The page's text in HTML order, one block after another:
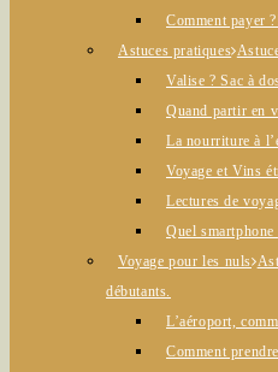
Comment payer
Astuces pratiques
Valise ? Sac à
Quand partir en
La nourriture à
Voyage et Vins
Lectures de
Quel
Voyage pour les nuls
débutants.
L’aéroport,
Comment